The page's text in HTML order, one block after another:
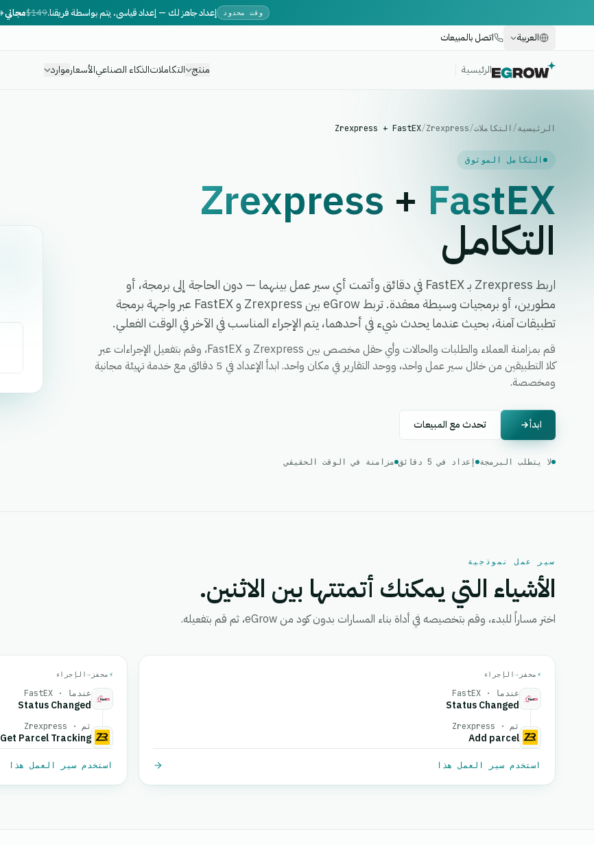
وقت محدود إعداد جاهز لك — إعداد قياسي، يتم بواسطة فريقنا.$149مجاني
العربية
اتصل بالمبيعات
الرئيسية منتج التكاملاتالذكاء الصناعيالأسعارموارد
الرئيسية/ التكاملات/
Zrexpress
/
Zrexpress + FastEX
التكامل الموثوق
Zrexpress + FastEX
التكامل
اربط Zrexpress بـ FastEX في دقائق وأتمت أي سير عمل بينهما — دون الحاجة إلى برمجة، أو
مطورين، أو برمجيات وسيطة معقدة. تربط eGrow بين Zrexpress و FastEX عبر واجهة برمجة
تطبيقات آمنة، بحيث عندما يحدث شيء في أحدهما، يتم الإجراء المناسب في الآخر في الوقت الفعلي.
قم بمزامنة العملاء والطلبات والحالات وأي حقل مخصص بين Zrexpress و FastEX، وقم بتفعيل الإجراءات عبر
كلا التطبيقين من خلال سير عمل واحد، ووحد التقارير في مكان واحد. ابدأ الإعداد في 5 دقائق مع خدمة تهيئة مجانية
ومخصصة.
ابدأ تحدث مع المبيعات
لا يتطلب البرمجة إعداد في 5 دقائق مزامنة في الوقت الحقيقي
سير عمل نموذجية
الأشياء التي يمكنك أتمتتها بين الاثنين.
اختر مساراً للبدء، وقم بتخصيصه في أداة بناء المسارات بدون كود من eGrow، ثم قم بتفعيله.
⚡ محفز →الإجراء
عندما · FastEX
Status Changed
ثم · Zrexpress
Add parcel
استخدم سير العمل هذا
⚡ محفز →الإجراء
عندما · FastEX
Status Changed
ثم · Zrexpress
Get Parcel Tracking
استخدم سير العمل هذا